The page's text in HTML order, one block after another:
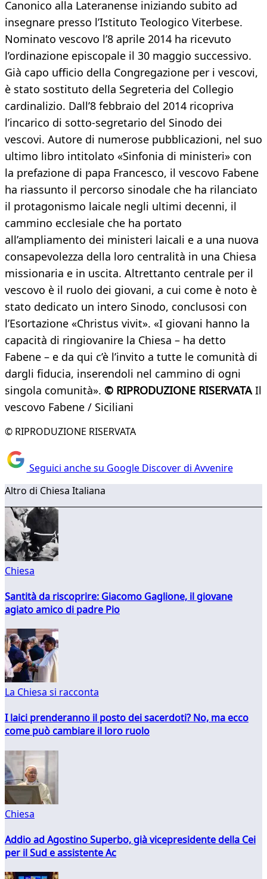
Canonico alla Lateranense iniziando subito ad
insegnare presso l’Istituto Teologico Viterbese.
Nominato vescovo l’8 aprile 2014 ha ricevuto
l’ordinazione episcopale il 30 maggio successivo.
Già capo ufficio della Congregazione per i vescovi,
è stato sostituto della Segreteria del Collegio
cardinalizio. Dall’8 febbraio del 2014 ricopriva
l’incarico di sotto-segretario del Sinodo dei
vescovi. Autore di numerose pubblicazioni, nel suo
ultimo libro intitolato «Sinfonia di ministeri» con
la prefazione di papa Francesco, il vescovo Fabene
ha riassunto il percorso sinodale che ha rilanciato
il protagonismo laicale negli ultimi decenni, il
cammino ecclesiale che ha portato
all’ampliamento dei ministeri laicali e a una nuova
consapevolezza della loro centralità in una Chiesa
missionaria e in uscita. Altrettanto centrale per il
vescovo è il ruolo dei giovani, a cui come è noto è
stato dedicato un intero Sinodo, conclusosi con
l’Esortazione «Christus vivit». «I giovani hanno la
capacità di ringiovanire la Chiesa – ha detto
Fabene – e da qui c’è l’invito a tutte le comunità di
dargli fiducia, inserendoli nel cammino di ogni
singola comunità». © RIPRODUZIONE RISERVATAIl
vescovo Fabene / Siciliani
© RIPRODUZIONE RISERVATA
Seguici anche su Google Discover di Avvenire
Altro di Chiesa Italiana
Chiesa
Santità da riscoprire: Giacomo Gaglione, il giovane
agiato amico di padre Pio
La Chiesa si racconta
I laici prenderanno il posto dei sacerdoti? No, ma ecco
come può cambiare il loro ruolo
Chiesa
Addio ad Agostino Superbo, già vicepresidente della Cei
per il Sud e assistente Ac